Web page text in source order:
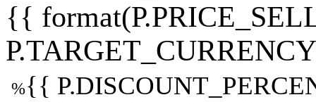
{{
%{{